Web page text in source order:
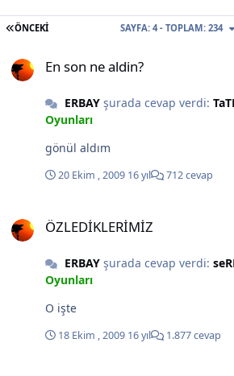
İLK SAYFA
ÖNCEKI SAYFA: 4 - TOPLAM: 234
En son ne aldin?
ERBAYşurada cevap verdi:
Oyunları
gönül aldım
20 Ekim , 2009 16 yıl 712 cevap
ÖZLEDİKLERİMİZ
ERBAYşurada cevap verdi:
Oyunları
O işte
18 Ekim , 2009 16 yıl 1.877 cevap